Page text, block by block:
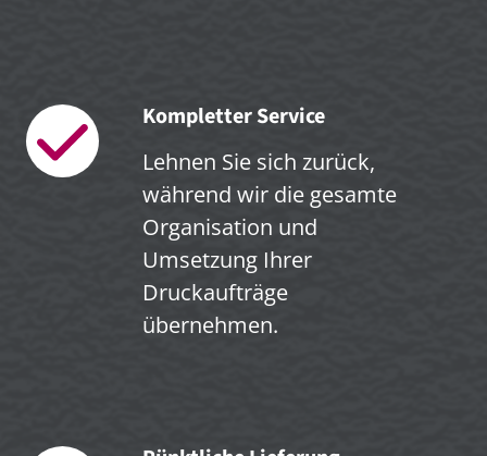
Kompletter Service
Lehnen Sie sich zurück,
während wir die gesamte
Organisation und
Umsetzung Ihrer
Druckaufträge
übernehmen.